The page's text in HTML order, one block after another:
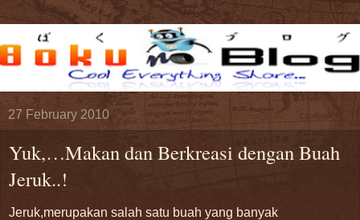
27 February 2010
Yuk,…Makan dan Berkreasi dengan Buah
Jeruk..!
Jeruk,merupakan salah satu buah yang banyak